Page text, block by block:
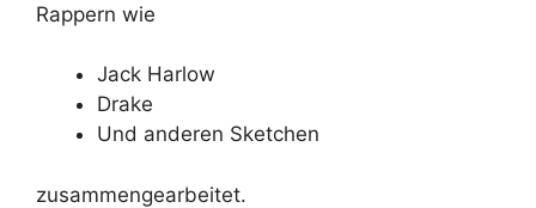
Rappern wie
Jack Harlow
Drake
Und anderen Sketchen
zusammengearbeitet.